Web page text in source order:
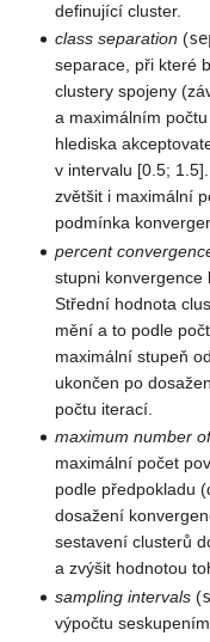
definující cluster.
class separation (
separace, při které
clustery spojeny
a maximálním
hlediska
v intervalu [0.5;
zvětšit i maximální
podmínka
percent
stupni konvergence
Střední hodnota
mění a to podle
maximální stupeň
ukončen po
počtu iterací.
maximum number
maximální počet
podle předpokladu
dosažení
sestavení clusterů
a zvýšit hodnotou
sampling intervals (
výpočtu